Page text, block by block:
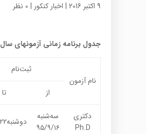
9 اکتبر 2016 | اخبار کنکور | 0 نظر
جدول برنامه زمانی آزمونهای سال ۱۳۹۶ سازمان
نام آزمون
ثبت‌نام
از تا
دکتری
Ph.D
سه‌شنبه
۹۵/۹/۱۶
دوشنبه۹۵/۹/۲۲